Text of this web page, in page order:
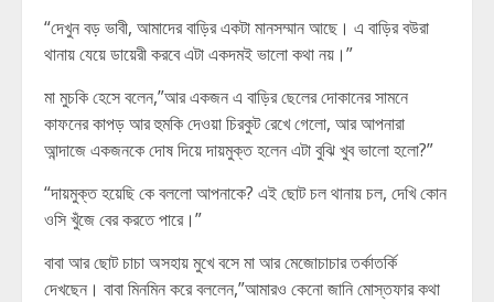
“দেখুন বড় ভাবী, আমাদের বাড়ির একটা মানসম্মান আছে। এ বাড়ির বউরা
থানায় যেয়ে ডায়েরী করবে এটা একদমই ভালো কথা নয়।”
মা মুচকি হেসে বলেন,”আর একজন এ বাড়ির ছেলের দোকানের সামনে
কাফনের কাপড় আর হুমকি দেওয়া চিরকুট রেখে গেলো, আর আপনারা
আন্দাজে একজনকে দোষ দিয়ে দায়মুক্ত হলেন এটা বুঝি খুব ভালো হলো?”
“দায়মুক্ত হয়েছি কে বললো আপনাকে? এই ছোট চল থানায় চল, দেখি কোন
ওসি খুঁজে বের করতে পারে।”
বাবা আর ছোট চাচা অসহায় মুখে বসে মা আর মেজোচাচার তর্কাতর্কি
দেখছেন। বাবা মিনমিন করে বললেন,”আমারও কেনো জানি মোস্তফার কথা